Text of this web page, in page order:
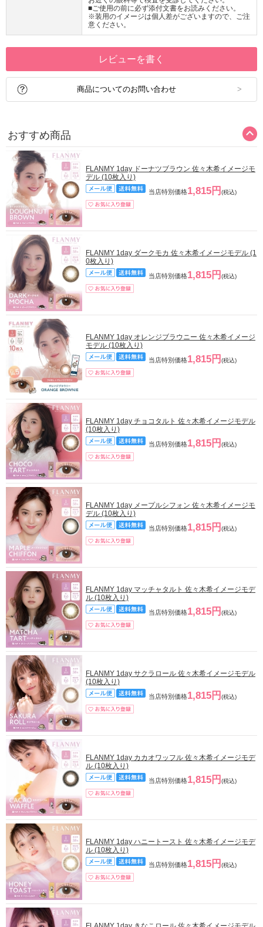
■ご使用の前に必ず添付文書をお読みください。
※装用のイメージは個人差がございますので、ご注
意ください。
レビューを書く
商品についてのお問い合わせ
おすすめ商品
FLANMY 1day ドーナツブラウン 佐々木希イメージモ
デル (10枚入り)
当店特別価格1,815円 (税込)
FLANMY 1day ダークモカ 佐々木希イメージモデル (1
0枚入り)
当店特別価格1,815円 (税込)
FLANMY 1day オレンジブラウニー 佐々木希イメージ
モデル (10枚入り)
当店特別価格1,815円 (税込)
FLANMY 1day チョコタルト 佐々木希イメージモデル
(10枚入り)
当店特別価格1,815円 (税込)
FLANMY 1day メープルシフォン 佐々木希イメージモ
デル (10枚入り)
当店特別価格1,815円 (税込)
FLANMY 1day マッチャタルト 佐々木希イメージモデ
ル (10枚入り)
当店特別価格1,815円 (税込)
FLANMY 1day サクラロール 佐々木希イメージモデル
(10枚入り)
当店特別価格1,815円 (税込)
FLANMY 1day カカオワッフル 佐々木希イメージモデ
ル (10枚入り)
当店特別価格1,815円 (税込)
FLANMY 1day ハニートースト 佐々木希イメージモデ
ル (10枚入り)
当店特別価格1,815円 (税込)